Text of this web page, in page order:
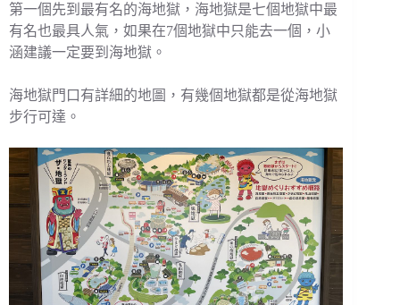
第一個先到最有名的海地獄，海地獄是七個地獄中最
有名也最具人氣，如果在7個地獄中只能去一個，小
涵建議一定要到海地獄。
海地獄門口有詳細的地圖，有幾個地獄都是從海地獄
步行可達。